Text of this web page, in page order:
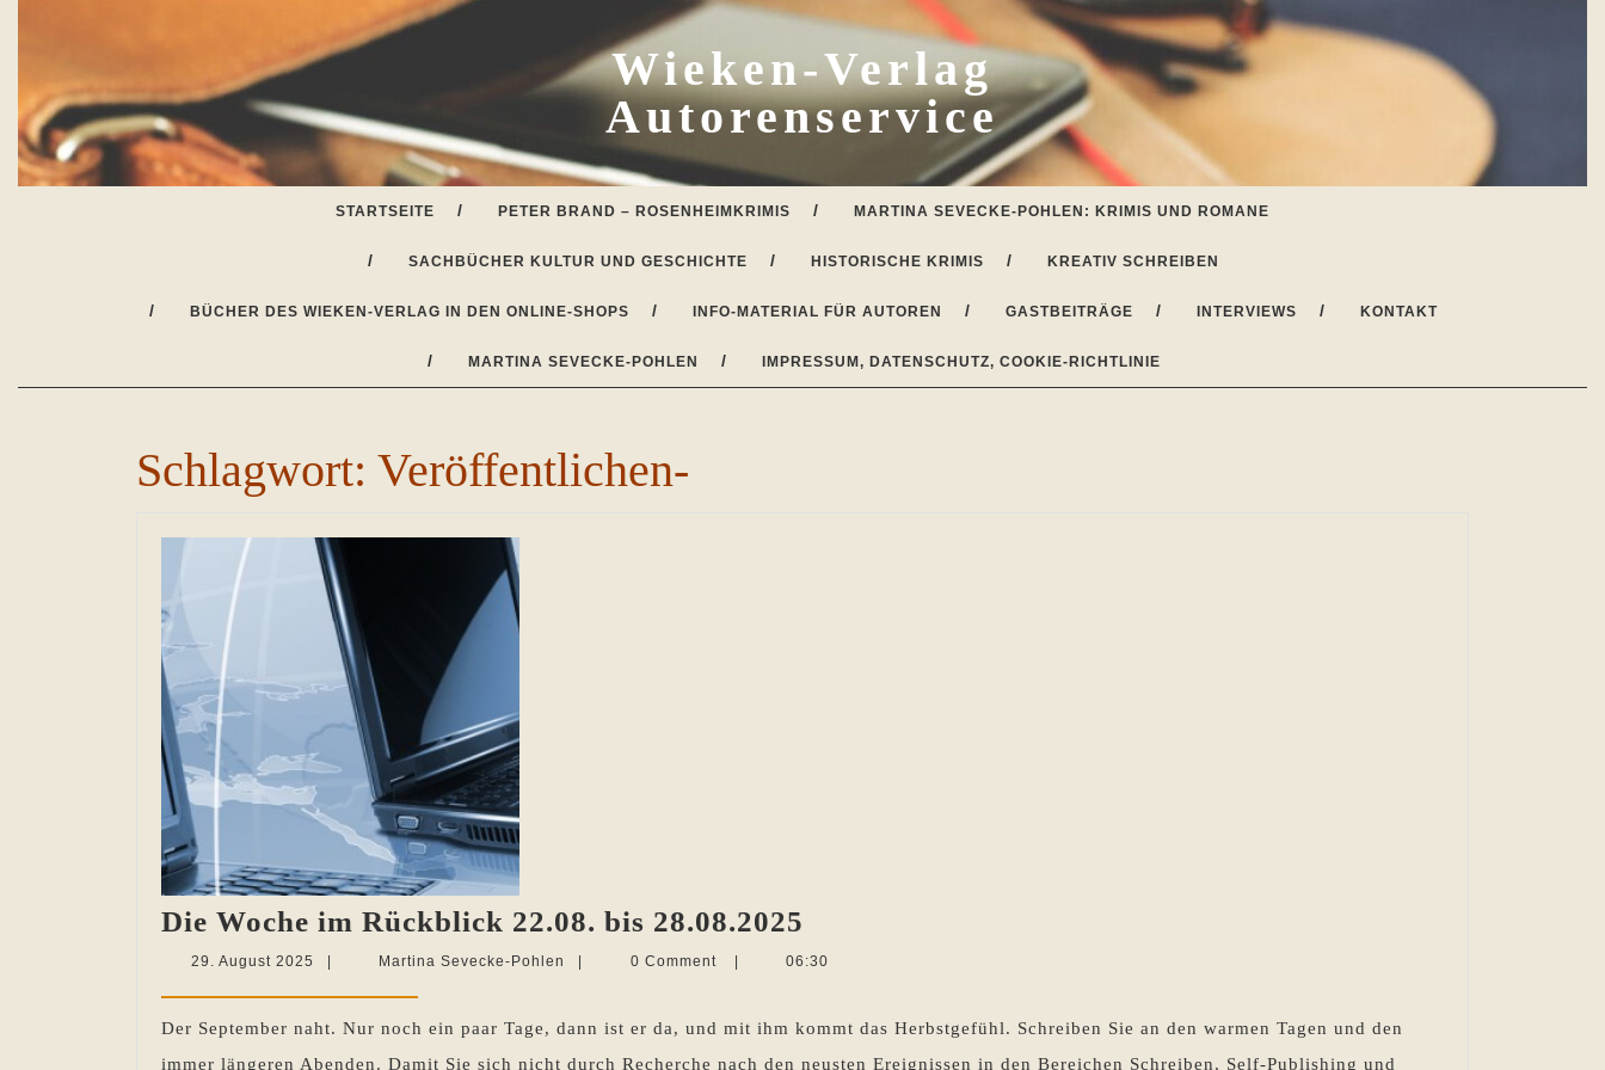
Wieken-Verlag
Autorenservice
STARTSEITE PETER BRAND – ROSENHEIMKRIMIS MARTINA SEVECKE-POHLEN: KRIMIS UND ROMANE
SACHBÜCHER KULTUR UND GESCHICHTE HISTORISCHE KRIMIS KREATIV SCHREIBEN
BÜCHER DES WIEKEN-VERLAG IN DEN ONLINE-SHOPS INFO-MATERIAL FÜR AUTOREN GASTBEITRÄGE INTERVIEWS KONTAKT
MARTINA SEVECKE-POHLEN IMPRESSUM, DATENSCHUTZ, COOKIE-RICHTLINIE
Schlagwort: Veröffentlichen-
Die Woche im Rückblick 22.08. bis 28.08.2025
Woche
Rückblick
22.08.
29. August 2025 29.
2025
Martina Sevecke-Pohlen
Martina
0 Comment 06:30
Der September naht. Nur noch ein paar Tage, dann ist er da, und mit ihm kommt das Herbstgefühl. Schreiben Sie an den warmen Tagen und den
immer längeren Abenden. Damit Sie sich nicht durch Recherche nach den neusten Ereignissen in den Bereichen Schreiben, Self-Publishing und